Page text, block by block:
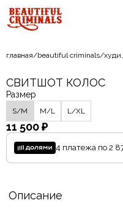
главная/beautiful criminals/
СВИТШОТ КОЛОС
Размер
S/M M/L L/XL
11 500 ₽
4 платежа по 2
Описание